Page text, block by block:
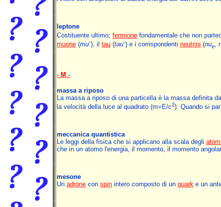
leptone
Costituente ultimo; fermione fondamentale che non
muone (mu-), il tau (tau-) e i corrispondenti neutrini (nue,
- M -
massa a riposo
La massa a riposo di una particella è la massa definita
la velocità della luce al quadrato (m=E/c2). Quando si
meccanica quantistica
Le leggi della fisica che si applicano alla scala degli
che in un atomo l'energia, il momento, il momento
mesone
Un adrone con spin intero composto di un quark e un